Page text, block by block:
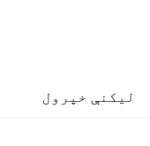
لیکنې خپرول